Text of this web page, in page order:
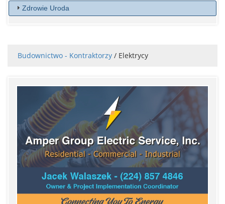
Zdrowie Uroda
Budownictwo - Kontraktorzy / Elektrycy